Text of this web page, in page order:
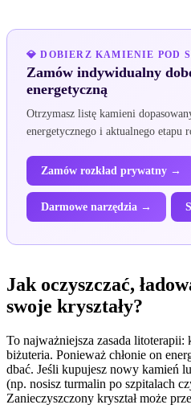
💎 DOBIERZ KAMIENIE POD
Zamów indywidualny
energetyczną
Otrzymasz listę kamieni
energetycznego i aktualnego etapu
Zamów rozkład prywatny →
Darmowe narzędzia →
Jak oczyszczać,
swoje kryształy?
To najważniejsza zasada litoterapii:
biżuteria. Ponieważ chłonie on
dbać. Jeśli kupujesz nowy kamień
(np. nosisz turmalin po szpitalach
Zanieczyszczony kryształ może